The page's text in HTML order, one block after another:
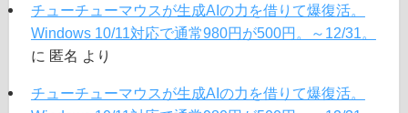
チューチューマウスが生成AIの力を借りて爆復活。
Windows 10/11対応で通常980円が500円。～12/31。
に 匿名 より
チューチューマウスが生成AIの力を借りて爆復活。